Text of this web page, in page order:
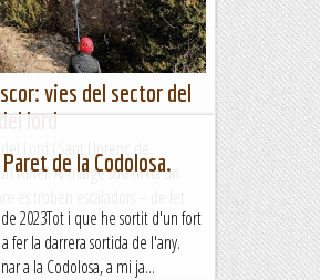
vies del sector del
lord
Lord (Sant Llorenç de
túnel. Al marge sud hi ha un
es troben escaladors – de fet
Paret de la Codolosa.
2023Tot i que he sortit d'un fort
fer la darrera sortida de l'any.
a la Codolosa, a mi ja...